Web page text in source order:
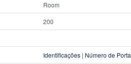
Room
200
Identificações | Número de Porta